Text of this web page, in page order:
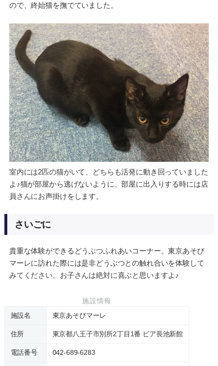
ので、終始猫を撫でていました。
室内には2匹の猫がいて、どちらも活発に動き回っていました
よ♪猫が部屋から逃げないように、部屋に出入りする時には店
員さんにお声掛けをします。
さいごに
貴重な体験ができるどうぶつふれあいコーナー。東京あそび
マーレに訪れた際には是非どうぶつとの触れ合いを体験して
みてください。お子さんは絶対に喜ぶと思いますよ♪
施設情報
施設名
東京あそびマーレ
住所 東京都八王子市別所2丁目1番 ビア長池新館
電話番号 042-689-6283